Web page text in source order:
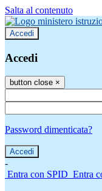
Salta al contenuto
Accedi
Accedi
button close ×
Password dimenticata?
-
Entra con SPID Entra